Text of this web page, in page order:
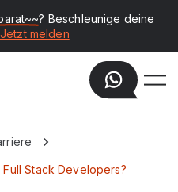
? Beschleunige deine
Jetzt melden
Stack Developers?